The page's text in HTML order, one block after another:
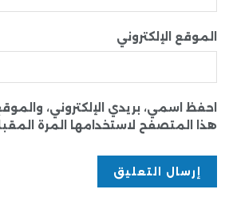
الموقع الإلكتروني
احفظ اسمي، بريدي الإلكتروني،
هذا المتصفح لاستخدامها المرة